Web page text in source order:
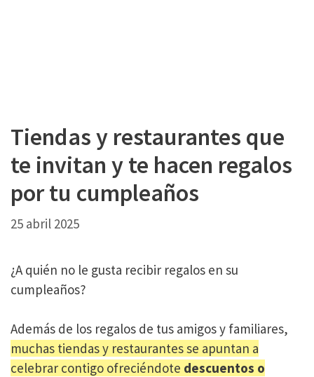
Tiendas y restaurantes que
te invitan y te hacen regalos
por tu cumpleaños
25 abril 2025
¿A quién no le gusta recibir regalos en su
cumpleaños?
Además de los regalos de tus amigos y familiares,
muchas tiendas y restaurantes se apuntan a
celebrar contigo ofreciéndote descuentos o